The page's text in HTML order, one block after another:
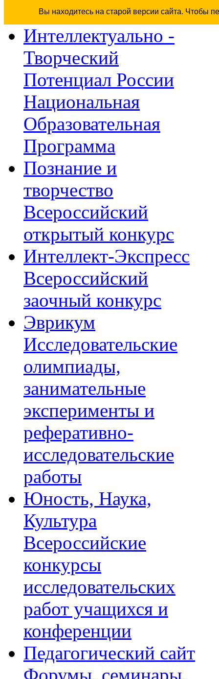
Вы находитесь на старой версии сайта. Чтобы
Интеллектуально -
Творческий
Потенциал России
Национальная
Образовательная
Программа
Познание и
творчество
Всероссийский
открытый конкурс
Интеллект-Экспресс
Всероссийский
заочный конкурс
Эврикум
Исследовательские
олимпиады,
занимательные
эксперименты и
реферативно-
исследовательские
работы
Юность, Наука,
Культура
Всероссийские
конкурсы
исследовательских
работ учащихся и
конференции
Педагогический сайт